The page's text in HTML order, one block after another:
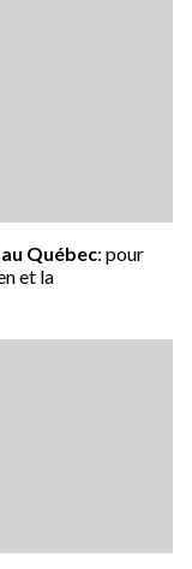
Québec: pour
et la